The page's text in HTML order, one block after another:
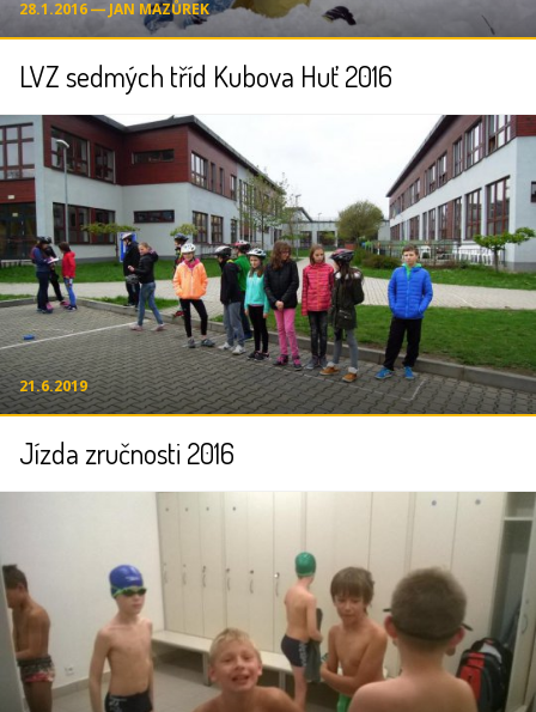
28.1.2016 ― JAN MAZŮREK
LVZ sedmých tříd Kubova Huť 2016
21.6.2019
Jízda zručnosti 2016